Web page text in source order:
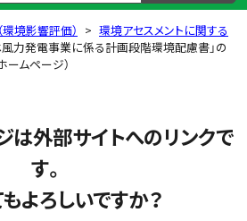
環境影響評価）
環境アセスメントに関する
風力発電事業に係る計画段階環境配慮書」の
ームページ）
は外部サイトへのリンクで
す。
よろしいですか？